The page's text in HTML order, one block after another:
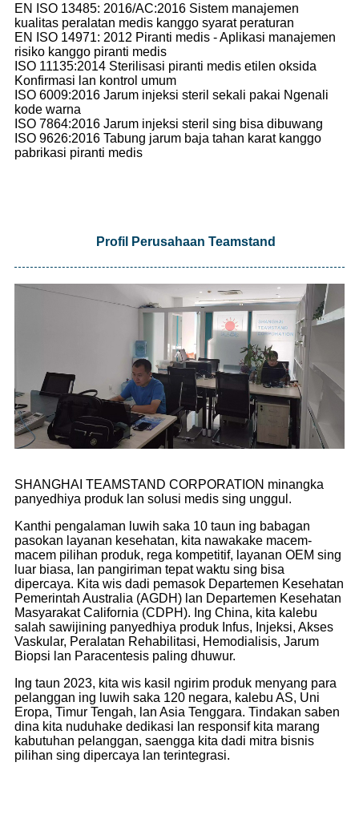
EN ISO 13485: 2016/AC:2016 Sistem manajemen
kualitas peralatan medis kanggo syarat peraturan
EN ISO 14971: 2012 Piranti medis - Aplikasi manajemen
risiko kanggo piranti medis
ISO 11135:2014 Sterilisasi piranti medis etilen oksida
Konfirmasi lan kontrol umum
ISO 6009:2016 Jarum injeksi steril sekali pakai Ngenali
kode warna
ISO 7864:2016 Jarum injeksi steril sing bisa dibuwang
ISO 9626:2016 Tabung jarum baja tahan karat kanggo
pabrikasi piranti medis
Profil Perusahaan Teamstand
SHANGHAI TEAMSTAND CORPORATION minangka
panyedhiya produk lan solusi medis sing unggul.
Kanthi pengalaman luwih saka 10 taun ing babagan
pasokan layanan kesehatan, kita nawakake macem-
macem pilihan produk, rega kompetitif, layanan OEM sing
luar biasa, lan pangiriman tepat waktu sing bisa
dipercaya. Kita wis dadi pemasok Departemen Kesehatan
Pemerintah Australia (AGDH) lan Departemen Kesehatan
Masyarakat California (CDPH). Ing China, kita kalebu
salah sawijining panyedhiya produk Infus, Injeksi, Akses
Vaskular, Peralatan Rehabilitasi, Hemodialisis, Jarum
Biopsi lan Paracentesis paling dhuwur.
Ing taun 2023, kita wis kasil ngirim produk menyang para
pelanggan ing luwih saka 120 negara, kalebu AS, Uni
Eropa, Timur Tengah, lan Asia Tenggara. Tindakan saben
dina kita nuduhake dedikasi lan responsif kita marang
kabutuhan pelanggan, saengga kita dadi mitra bisnis
pilihan sing dipercaya lan terintegrasi.